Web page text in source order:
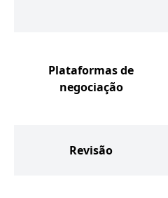
Plataformas de
negociação
Revisão